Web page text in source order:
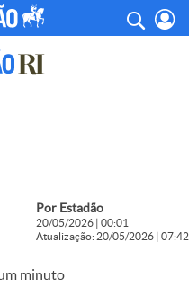
Por Estadão
20/05/2026 | 00:01
Atualização: 20/05/2026 | 07:42
minuto